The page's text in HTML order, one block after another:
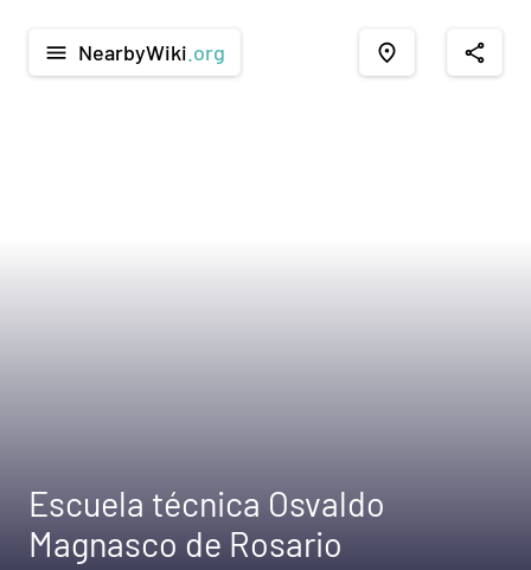
menu NearbyWiki .org place share
Escuela técnica Osvaldo
Magnasco de Rosario